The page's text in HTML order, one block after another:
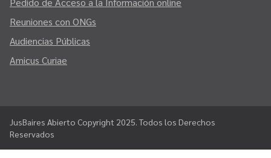
Reuniones con ONGs
Audiencias Públicas
Amicus Curiae
JusBaires Abierto Copyright 2025. Todos los Derechos
Reservados